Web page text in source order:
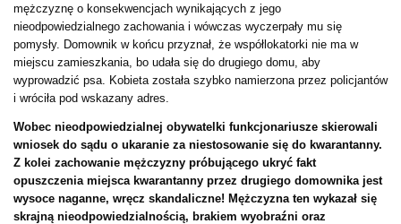
mężczyznę o konsekwencjach wynikających z jego
nieodpowiedzialnego zachowania i wówczas wyczerpały mu się
pomysły. Domownik w końcu przyznał, że współlokatorki nie ma w
miejscu zamieszkania, bo udała się do drugiego domu, aby
wyprowadzić psa. Kobieta została szybko namierzona przez policjantów
i wróciła pod wskazany adres.
Wobec nieodpowiedzialnej obywatelki funkcjonariusze skierowali
wniosek do sądu o ukaranie za niestosowanie się do kwarantanny.
Z kolei zachowanie mężczyzny próbującego ukryć fakt
opuszczenia miejsca kwarantanny przez drugiego domownika jest
wysoce naganne, wręcz skandaliczne! Mężczyzna ten wykazał się
skrajną nieodpowiedzialnością, brakiem wyobraźni oraz